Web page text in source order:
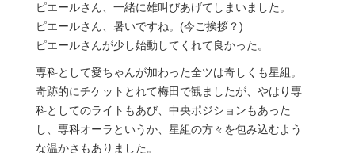
ピエールさん、一緒に雄叫びあげてしまいました。
ピエールさん、暑いですね。(今ご挨拶？)
ピエールさんが少し始動してくれて良かった。
専科として愛ちゃんが加わった全ツは奇しくも星組。
奇跡的にチケットとれて梅田で観ましたが、やはり専
科としてのライトもあび、中央ポジションもあった
し、専科オーラというか、星組の方々を包み込むよう
な温かさもありました。